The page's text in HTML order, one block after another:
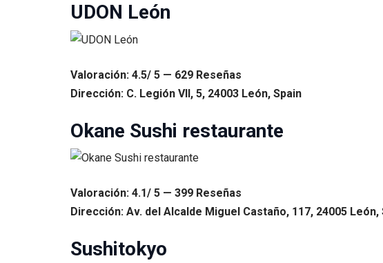
UDON León
Valoración: 4.5/ 5 — 629 Reseñas
Dirección: C. Legión VII, 5, 24003 León, Spain
Okane Sushi restaurante
Valoración: 4.1/ 5 — 399 Reseñas
Dirección: Av. del Alcalde Miguel Castaño, 117, 24005 León,
Sushitokyo